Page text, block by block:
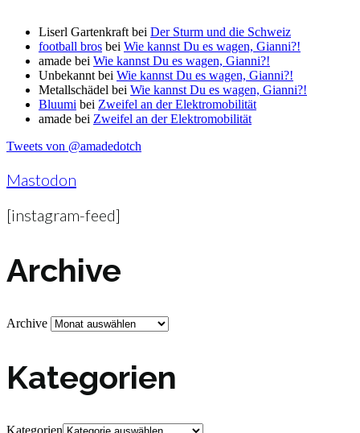
Liserl Gartenkraft bei Der Sturm und die Schweiz
football bros bei Wie kannst Du es wagen, Gianni?!
amade bei Wie kannst Du es wagen, Gianni?!
Unbekannt bei Wie kannst Du es wagen, Gianni?!
Metallschädel bei Wie kannst Du es wagen, Gianni?!
Bluumi bei Zweifel an der Elektromobilität
amade bei Zweifel an der Elektromobilität
Tweets von @amadedotch
Mastodon
[instagram-feed]
Archive
Archive
Kategorien